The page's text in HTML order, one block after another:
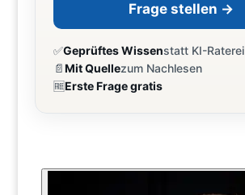
Frage stellen →
✅Geprüftes Wissenstatt KI-Raterei
📄Mit Quellezum Nachlesen
🆓Erste Frage gratis